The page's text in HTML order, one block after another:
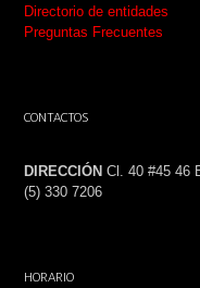
Directorio de entidades
Preguntas Frecuentes
CONTACTOS
DIRECCIÓN Cl. 40 #45 46
(5) 330 7206
HORARIO